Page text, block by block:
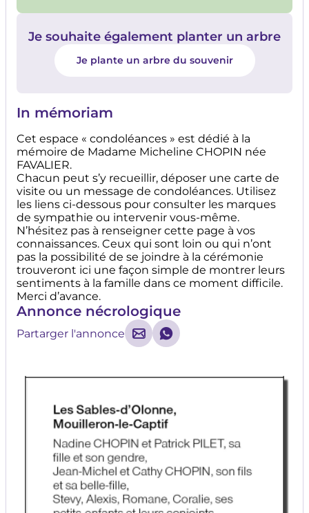
Je souhaite également planter un arbre
Je plante un arbre du souvenir
In mémoriam
Cet espace « condoléances » est dédié à la
mémoire de Madame Micheline CHOPIN née
FAVALIER.
Chacun peut s’y recueillir, déposer une carte de
visite ou un message de condoléances. Utilisez
les liens ci-dessous pour consulter les marques
de sympathie ou intervenir vous-même.
N’hésitez pas à renseigner cette page à vos
connaissances. Ceux qui sont loin ou qui n’ont
pas la possibilité de se joindre à la cérémonie
trouveront ici une façon simple de montrer leurs
sentiments à la famille dans ce moment difficile.
Merci d’avance.
Annonce nécrologique
Partarger l'annonce